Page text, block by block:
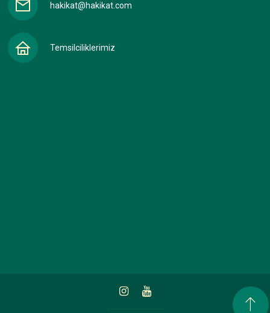
hakikat@hakikat.com
Temsilciliklerimiz